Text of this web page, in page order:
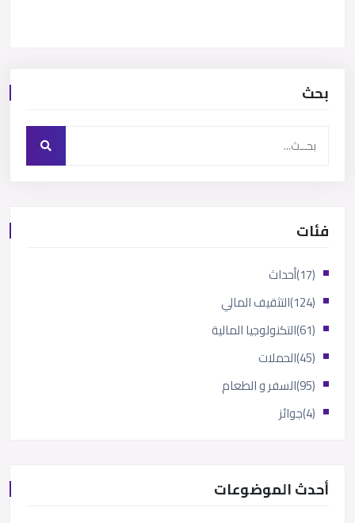
بحث
فئات
أحداث
(17)
التثقيف المالي
(124)
التكنولوجيا المالية
(61)
الحملات
(45)
السفر و الطعام
(95)
جوائز (4)
أحدث الموضوعات